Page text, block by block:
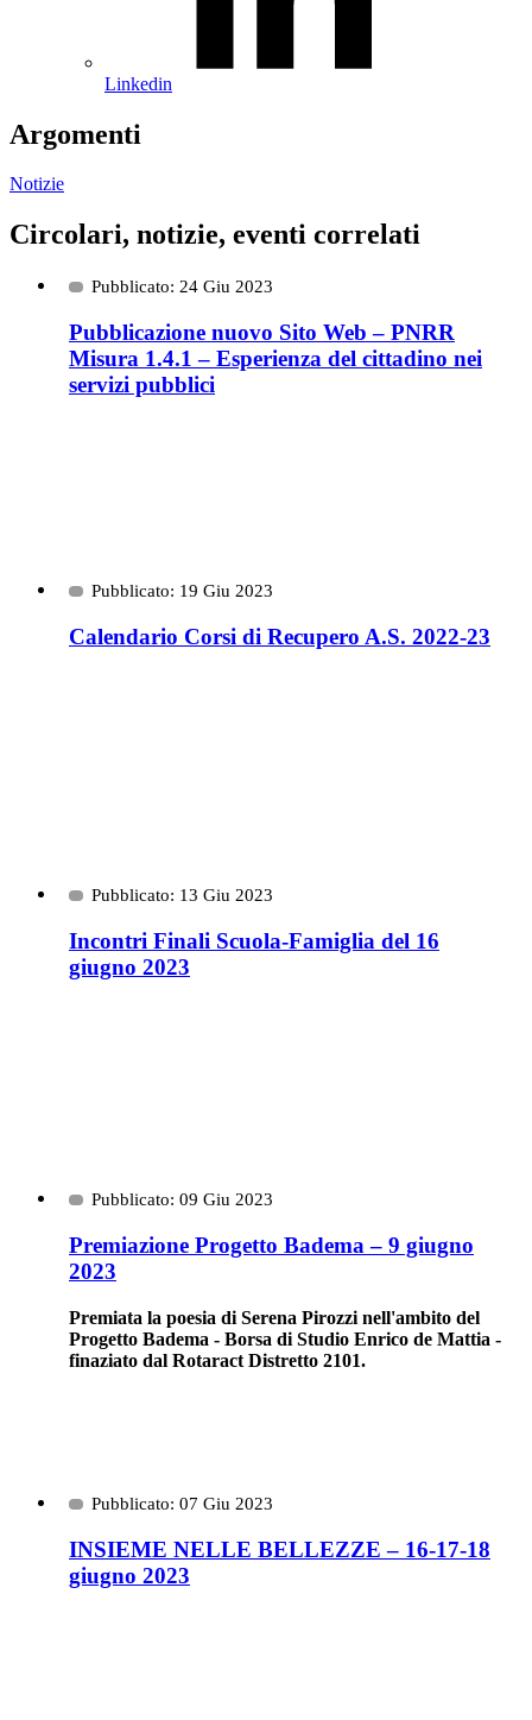
Linkedin
Argomenti
Notizie
Circolari, notizie, eventi correlati
Pubblicato: 24 Giu 2023
Pubblicazione nuovo Sito Web – PNRR
Misura 1.4.1 – Esperienza del cittadino nei
servizi pubblici
Pubblicato: 19 Giu 2023
Calendario Corsi di Recupero A.S. 2022-23
Pubblicato: 13 Giu 2023
Incontri Finali Scuola-Famiglia del 16
giugno 2023
Pubblicato: 09 Giu 2023
Premiazione Progetto Badema – 9 giugno
2023
Premiata la poesia di Serena Pirozzi nell'ambito del
Progetto Badema - Borsa di Studio Enrico de Mattia -
finaziato dal Rotaract Distretto 2101.
Pubblicato: 07 Giu 2023
INSIEME NELLE BELLEZZE – 16-17-18
giugno 2023